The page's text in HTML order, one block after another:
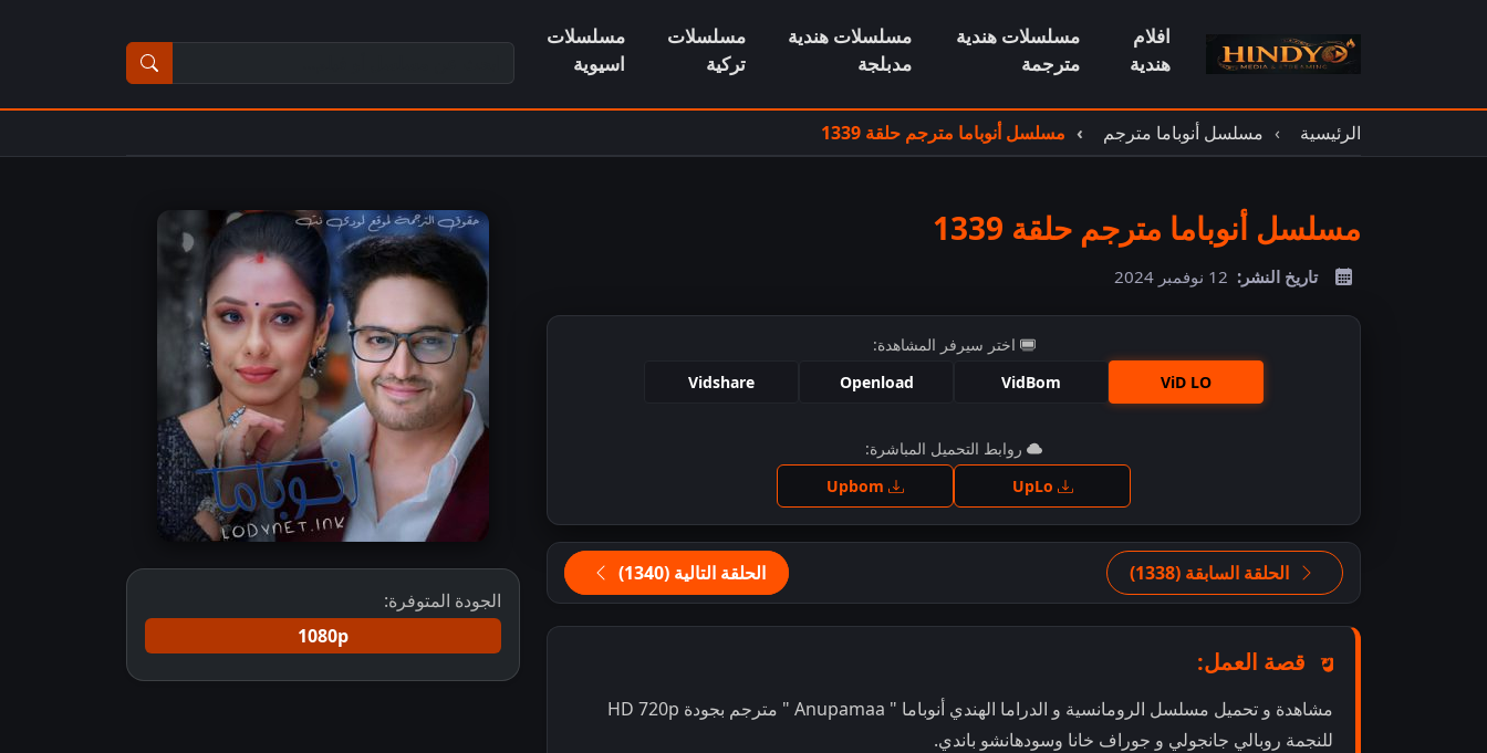
افلام
هندية
مسلسلات هندية
مترجمة
مسلسلات هندية
مدبلجة
مسلسلات
تركية
مسلسلات
اسيوية
الرئيسية مسلسل أنوباما مترجم مسلسل أنوباما مترجم حلقة 1339
مسلسل أنوباما مترجم حلقة 1339
تاريخ النشر: 12 نوفمبر 2024
اختر سيرفر المشاهدة:
ViD LO
VidBom
Openload
Vidshare
اضغط للمشاهدة
روابط التحميل المباشرة:
الحلقة السابقة (1338) الحلقة التالية (1340)
قصة العمل:
مشاهدة و تحميل مسلسل الرومانسية و الدراما الهندي أنوباما " Anupamaa " مترجم بجودة HD 720p
للنجمة روبالي جانجولي و جوراف خانا وسودهانشو باندي.
الجودة المتوفرة:
1080p